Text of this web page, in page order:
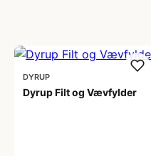
DYRUP
Dyrup Filt og Vævfylder